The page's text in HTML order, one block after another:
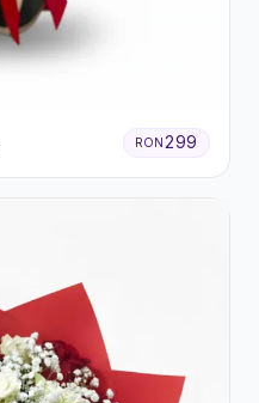
RON299